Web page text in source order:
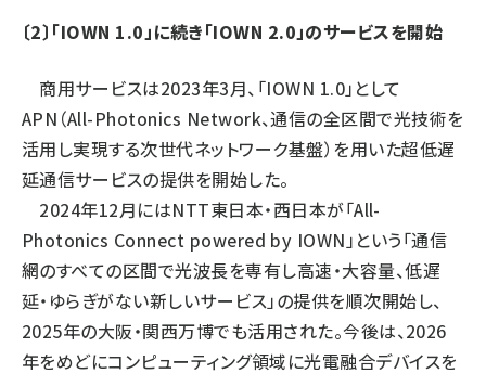
〔2〕「IOWN 1.0」に続き「IOWN 2.0」のサービスを開始
商用サービスは2023年3月、「IOWN 1.0」として
APN（All-Photonics Network、通信の全区間で光技術を
活用し実現する次世代ネットワーク基盤）を用いた超低遅
延通信サービスの提供を開始した。
2024年12月にはNTT東日本・西日本が「All-
Photonics Connect powered by IOWN」という「通信
網のすべての区間で光波長を専有し高速・大容量、低遅
延・ゆらぎがない新しいサービス」の提供を順次開始し、
2025年の大阪・関西万博でも活用された。今後は、2026
年をめどにコンピューティング領域に光電融合デバイスを